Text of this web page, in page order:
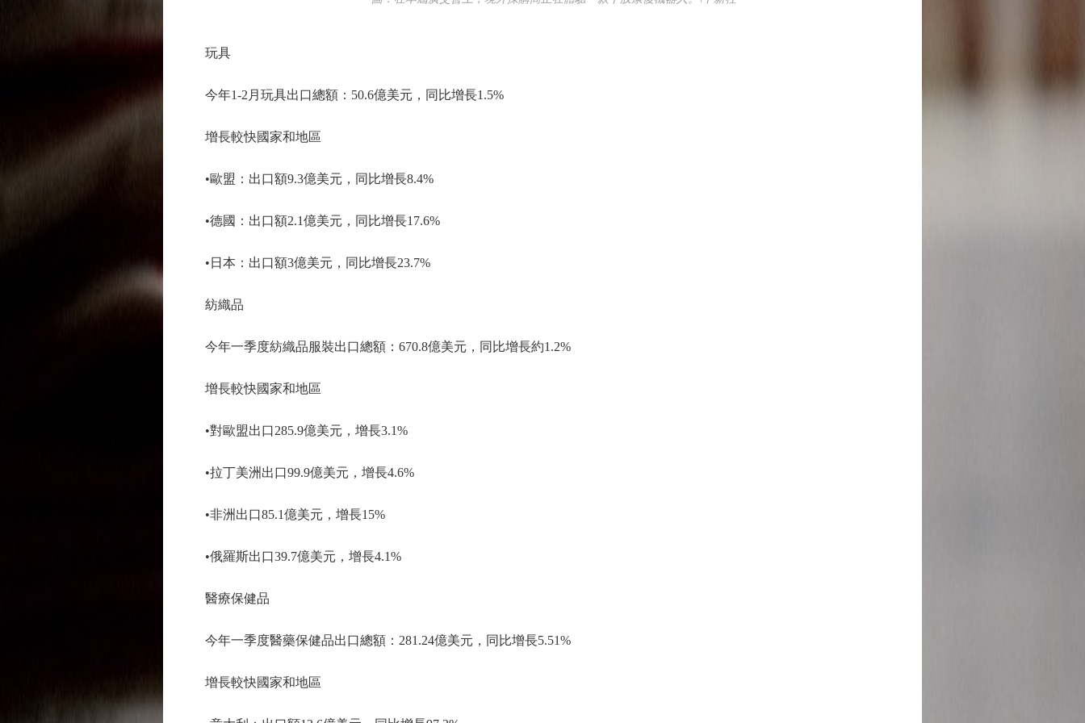
玩具
今年1-2月玩具出口總額：50.6億美元，同比增長1.5%
增長較快國家和地區
•歐盟：出口額9.3億美元，同比增長8.4%
•德國：出口額2.1億美元，同比增長17.6%
•日本：出口額3億美元，同比增長23.7%
紡織品
今年一季度紡織品服裝出口總額：670.8億美元，同比增長約1.2%
增長較快國家和地區
•對歐盟出口285.9億美元，增長3.1%
•拉丁美洲出口99.9億美元，增長4.6%
•非洲出口85.1億美元，增長15%
•俄羅斯出口39.7億美元，增長4.1%
醫療保健品
今年一季度醫藥保健品出口總額：281.24億美元，同比增長5.51%
增長較快國家和地區